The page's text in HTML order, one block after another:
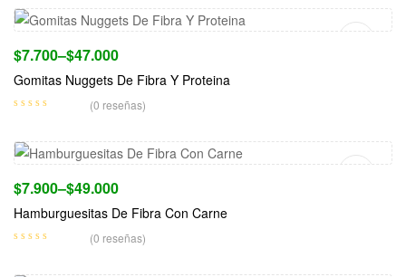
$7.700–$47.000
Gomitas Nuggets De Fibra Y Proteina
(0 reseñas)
Seleccionar Opciones
$7.900–$49.000
Hamburguesitas De Fibra Con Carne
(0 reseñas)
Seleccionar Opciones